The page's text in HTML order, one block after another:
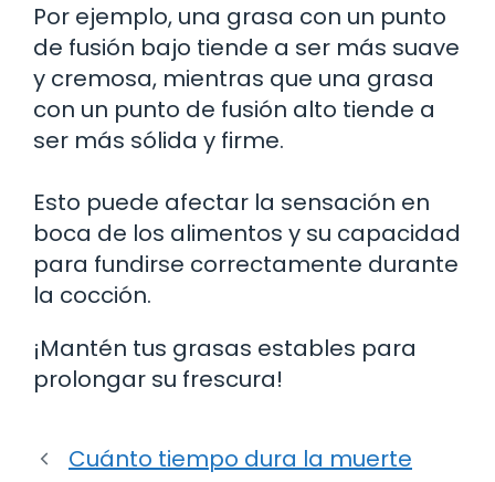
Por ejemplo, una grasa con un punto
de fusión bajo tiende a ser más suave
y cremosa, mientras que una grasa
con un punto de fusión alto tiende a
ser más sólida y firme.
Esto puede afectar la sensación en
boca de los alimentos y su capacidad
para fundirse correctamente durante
la cocción.
¡Mantén tus grasas estables para
prolongar su frescura!
Cuánto tiempo dura la muerte